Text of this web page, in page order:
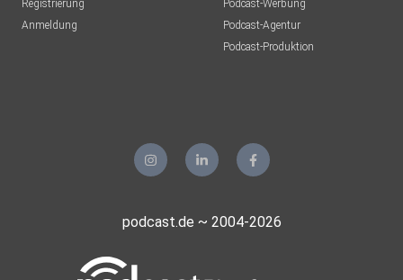
Registrierung
Anmeldung
Podcast-Werbung
Podcast-Agentur
Podcast-Produktion
podcast.de ~ 2004-2026